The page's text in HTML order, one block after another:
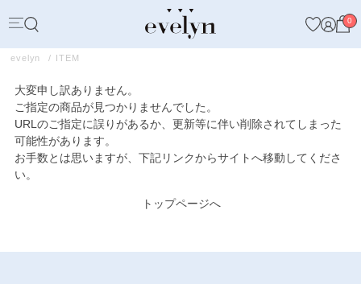
0
evelyn ITEM
大変申し訳ありません。
ご指定の商品が見つかりませんでした。
URLのご指定に誤りがあるか、更新等に伴い削除されてしまった
可能性があります。
お手数とは思いますが、下記リンクからサイトへ移動してくださ
い。
トップページへ